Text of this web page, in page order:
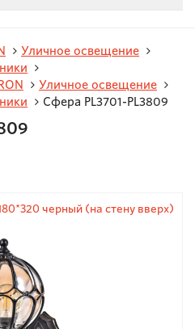
Уличное освещение
Уличное освещение
Сфера PL3701-PL3809
черный (на стену вверх)